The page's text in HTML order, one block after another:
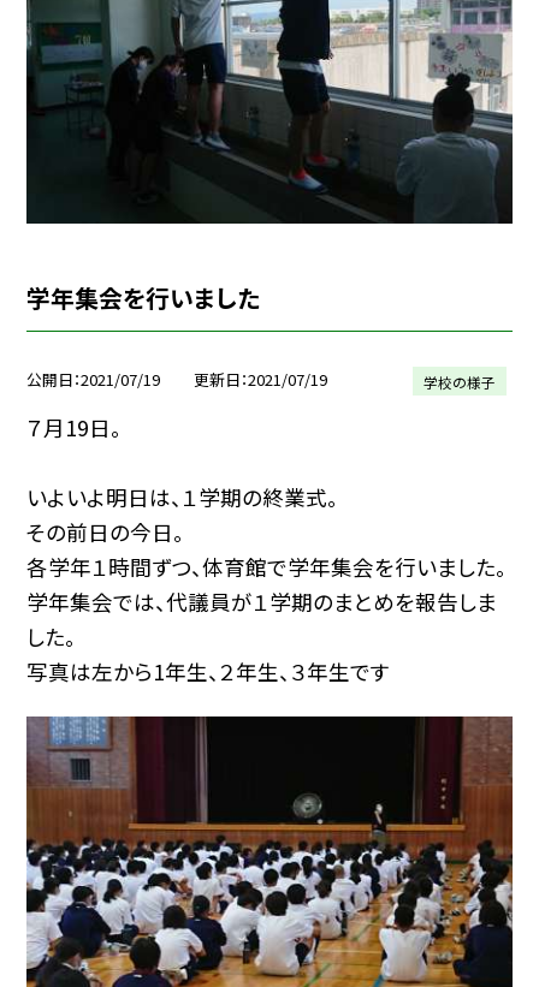
学年集会を行いました
公開日 2021/07/19 更新日 2021/07/19 学校の様子
７月19日。
いよいよ明日は、１学期の終業式。
その前日の今日。
各学年１時間ずつ、体育館で学年集会を行いました。
学年集会では、代議員が１学期のまとめを報告しま
した。
写真は左から1年生、２年生、３年生です